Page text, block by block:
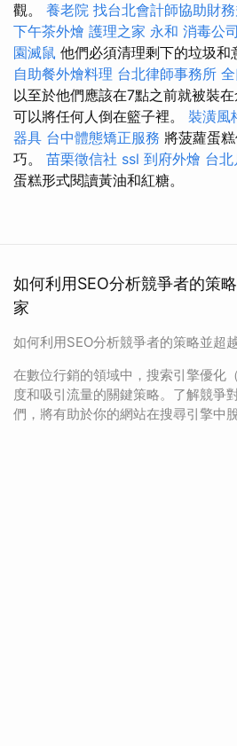
觀。 養老院 找台北會計師協助財
下午茶外燴 護理之家 永和 消毒公司
園滅鼠 他們必須清理剩下的垃圾和
自助餐外燴料理 台北律師事務所
以至於他們應該在7點之前就被裝
可以將任何人倒在籃子裡。 裝潢風
器具 台中體態矯正服務 將菠蘿蛋
巧。 苗栗徵信社 ssl 到府外燴 台
蛋糕形式閱讀黃油和紅糖。
如何利用SEO分析競爭者的策
家
如何利用SEO分析競爭者的策略並超
在數位行銷的領域中，搜索引擎優化
度和吸引流量的關鍵策略。了解競爭
們，將有助於你的網站在搜尋引擎中脫